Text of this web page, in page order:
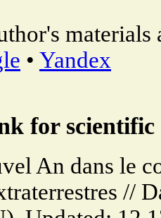
materials
• Yandex
for
An dans le
//